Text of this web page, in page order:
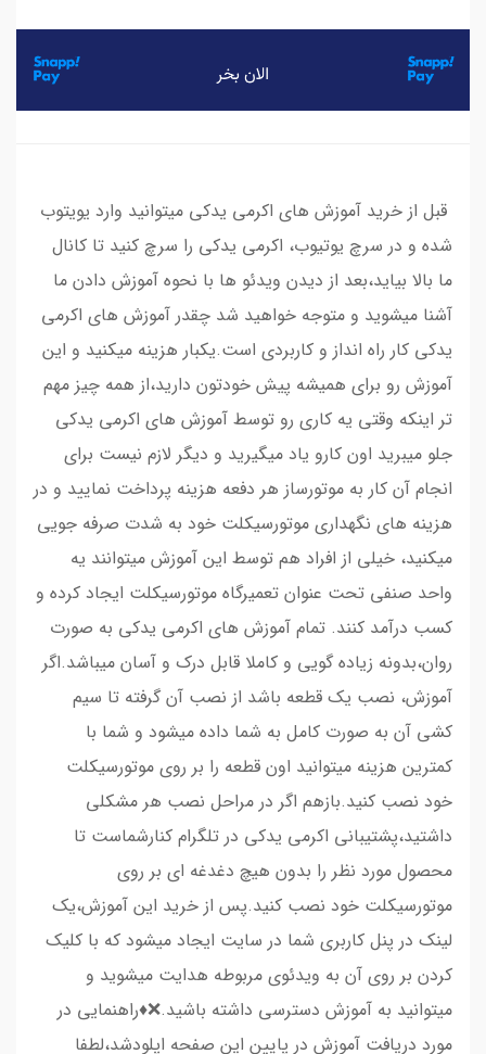
قبل از خرید آموزش های اکرمی یدکی میتوانید وارد یویتوب
شده و در سرچ یوتیوب، اکرمی یدکی را سرچ کنید تا کانال
ما بالا بیاید،بعد از دیدن ویدئو ها با نحوه آموزش دادن ما
آشنا میشوید و متوجه خواهید شد چقدر آموزش های اکرمی
یدکی کار راه انداز و کاربردی است.یکبار هزینه میکنید و این
آموزش رو برای همیشه پیش خودتون دارید،از همه چیز مهم
تر اینکه وقتی یه کاری رو توسط آموزش های اکرمی یدکی
جلو میبرید اون کارو یاد میگیرید و دیگر لازم نیست برای
انجام آن کار به موتورساز هر دفعه هزینه پرداخت نمایید و در
هزینه های نگهداری موتورسیکلت خود به شدت صرفه جویی
میکنید، خیلی از افراد هم توسط این آموزش میتوانند یه
واحد صنفی تحت عنوان تعمیرگاه موتورسیکلت ایجاد کرده و
کسب درآمد کنند. تمام آموزش های اکرمی یدکی به صورت
روان،بدونه زیاده گویی و کاملا قابل درک و آسان میباشد.اگر
آموزش، نصب یک قطعه باشد از نصب آن گرفته تا سیم
کشی آن به صورت کامل به شما داده میشود و شما با
کمترین هزینه میتوانید اون قطعه را بر روی موتورسیکلت
خود نصب کنید.بازهم اگر در مراحل نصب هر مشکلی
داشتید،پشتیبانی اکرمی یدکی در تلگرام کنارشماست تا
محصول مورد نظر را بدون هیچ دغدغه ای بر روی
موتورسیکلت خود نصب کنید.پس از خرید این آموزش،یک
لینک در پنل کاربری شما در سایت ایجاد میشود که با کلیک
کردن بر روی آن به ویدئوی مربوطه هدایت میشوید و
میتوانید به آموزش دسترسی داشته باشید.❌♦️راهنمایی در
مورد دریافت آموزش در پایین این صفحه اپلودشد،لطفا